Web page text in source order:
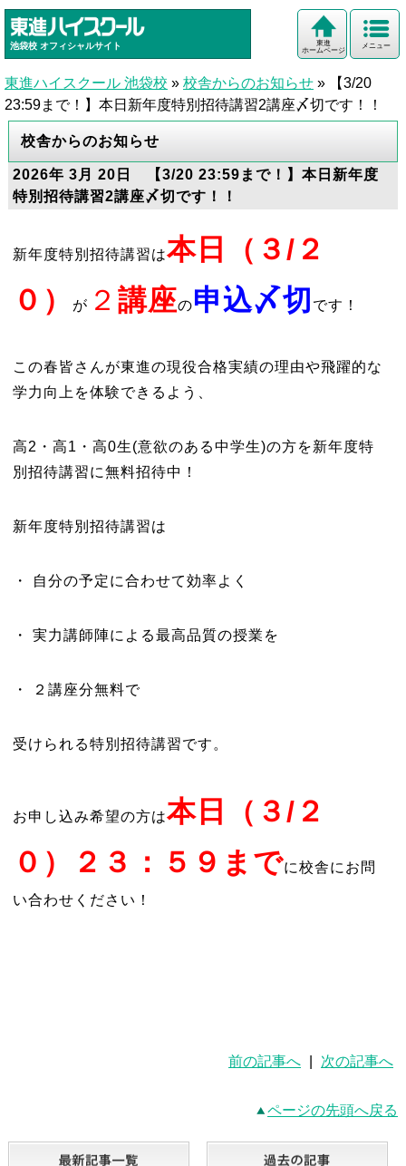
池袋校 オフィシャルサイト メニュー
東進
ホームページ
東進ハイスクール 池袋校 » 校舎からのお知らせ »
【3/20
23:59まで！】本日新年度特別招待講習2講座〆切です！！
校舎からのお知らせ
2026年 3月 20日 【3/20 23:59まで！】本日新年度
特別招待講習2講座〆切です！！
新年度特別招待講習は本日（３/２
０）
が ２ 講座の申込〆切 です！
この春皆さんが東進の現役合格実績の理由や飛躍的な
学力向上を体験できるよう、
高2・高1・高0生(意欲のある中学生)の方を新年度特
別招待講習に無料招待中！
新年度特別招待講習は
・ 自分の予定に合わせて効率よく
・ 実力講師陣による最高品質の授業を
・ ２講座分無料で
受けられる特別招待講習です。
お申し込み希望の方は本日（３/２
０）２３：５９までに校舎にお問
い合わせください！
前の記事へ 次の記事へ
ページの先頭へ戻る
最新記事一覧